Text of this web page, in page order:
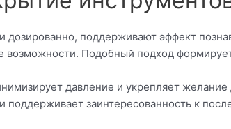
поддерживают эффект
Подобный подход
давление и укрепляет
поддерживает заинтересованность к